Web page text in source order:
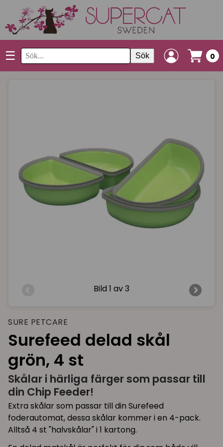
☰ Sök 0
Bild 1 av 3
SURE PETCARE
Surefeed delad skål
grön, 4 st
Skålar i härliga färger som passar till
din Chip Feeder!
Extra skålar som passar till din Surefeed
foderautomat, dessa skålar kommer i en 4-pack.
Alltså 4 st "halvskålar" i 1 kartong.